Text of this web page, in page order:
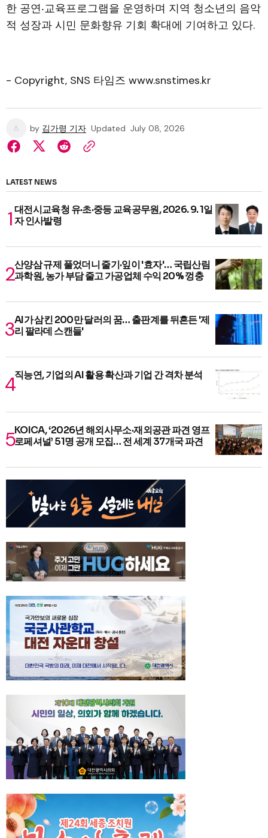
한 공연‧교육프로그램을 운영하며 지역 청소년의 음악
적 성장과 시민 문화향유 기회 확대에 기여하고 있다.
- Copyright, SNS 타임즈 www.snstimes.kr
by 김가령 기자 Updated July 08, 2026
LATEST NEWS
대전시교육청 유·초·중등 교육공무원, 2026. 9. 1일
자 인사발령
산양삼 규제 풀었더니 줄기·잎이 '효자'… 국립산림
과학원, 농가 부담 줄고 가공업체 수익 20% 껑충
AI가 삼킨 200만 달러의 꿈… 출판계를 뒤흔든 '제
리 팔라데 스캔들'
직능연, 기업의 AI 활용 확산과 기업 간 격차 분석
KOICA, ‘2026년 해외사무소·재외공관 파견 영프
로페셔널’ 51명 공개 모집… 전 세계 37개국 파견